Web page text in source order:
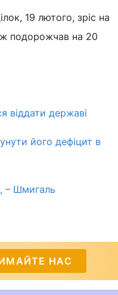
19 лютого, зріс на
ж подорожчав на 20
віддати державі
його дефіцит в
– Шмигаль
НАС